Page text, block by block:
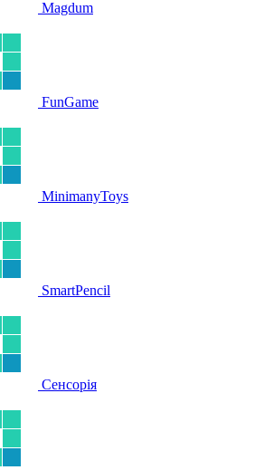
Magdum
FunGame
MinimanyToys
SmartPencil
Сенсорія